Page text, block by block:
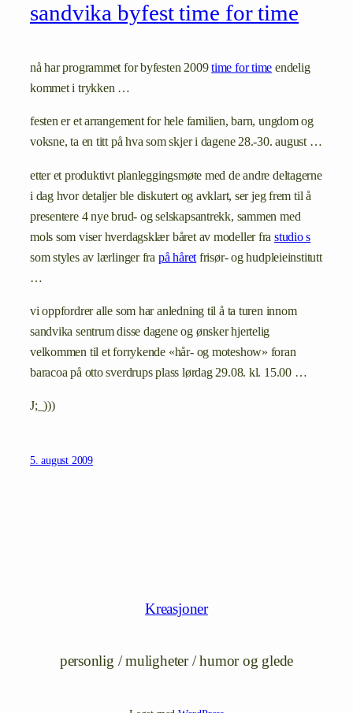
sandvika byfest time for time
nå har programmet for byfesten 2009time for time endelig
kommet i trykken …
festen er et arrangement for hele familien, barn, ungdom og
voksne, ta en titt på hva som skjer i dagene 28.-30. august …
etter et produktivt planleggingsmøte med de andre deltagerne
i dag hvor detaljer ble diskutert og avklart, ser jeg frem til å
presentere 4 nye brud- og selskapsantrekk, sammen med
mols som viser hverdagsklær båret av modeller fra studio s
som styles av lærlinger fra på håretfrisør- og hudpleieinstitutt
…
vi oppfordrer alle som har anledning til å ta turen innom
sandvika sentrum disse dagene og ønsker hjertelig
velkommen til et forrykende «hår- og moteshow» foran
baracoa på otto sverdrups plass lørdag 29.08. kl. 15.00 …
J;_)))
5. august 2009
Kreasjoner
personlig / muligheter / humor og glede